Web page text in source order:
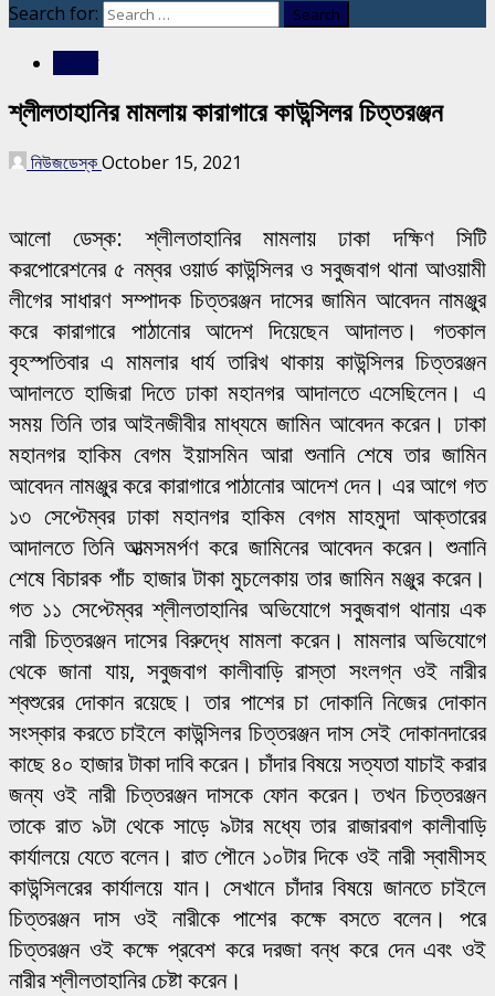
Search for:
শ্লীলতাহানির মামলায় কারাগারে কাউন্সিলর চিত্তরঞ্জন
নিউজডেস্কOctober 15, 2021
আলো ডেস্ক: শ্লীলতাহানির মামলায় ঢাকা দক্ষিণ সিটি
করপোরেশনের ৫ নম্বর ওয়ার্ড কাউন্সিলর ও সবুজবাগ থানা আওয়ামী
লীগের সাধারণ সম্পাদক চিত্তরঞ্জন দাসের জামিন আবেদন নামঞ্জুর
করে কারাগারে পাঠানোর আদেশ দিয়েছেন আদালত। গতকাল
বৃহস্পতিবার এ মামলার ধার্য তারিখ থাকায় কাউন্সিলর চিত্তরঞ্জন
আদালতে হাজিরা দিতে ঢাকা মহানগর আদালতে এসেছিলেন। এ
সময় তিনি তার আইনজীবীর মাধ্যমে জামিন আবেদন করেন। ঢাকা
মহানগর হাকিম বেগম ইয়াসমিন আরা শুনানি শেষে তার জামিন
আবেদন নামঞ্জুর করে কারাগারে পাঠানোর আদেশ দেন। এর আগে গত
১৩ সেপ্টেম্বর ঢাকা মহানগর হাকিম বেগম মাহমুদা আক্তারের
আদালতে তিনি আত্মসমর্পণ করে জামিনের আবেদন করেন। শুনানি
শেষে বিচারক পাঁচ হাজার টাকা মুচলেকায় তার জামিন মঞ্জুর করেন।
গত ১১ সেপ্টেম্বর শ্লীলতাহানির অভিযোগে সবুজবাগ থানায় এক
নারী চিত্তরঞ্জন দাসের বিরুদ্ধে মামলা করেন। মামলার অভিযোগে
থেকে জানা যায়, সবুজবাগ কালীবাড়ি রাস্তা সংলগ্ন ওই নারীর
শ্বশুরের দোকান রয়েছে। তার পাশের চা দোকানি নিজের দোকান
সংস্কার করতে চাইলে কাউন্সিলর চিত্তরঞ্জন দাস সেই দোকানদারের
কাছে ৪০ হাজার টাকা দাবি করেন। চাঁদার বিষয়ে সত্যতা যাচাই করার
জন্য ওই নারী চিত্তরঞ্জন দাসকে ফোন করেন। তখন চিত্তরঞ্জন
তাকে রাত ৯টা থেকে সাড়ে ৯টার মধ্যে তার রাজারবাগ কালীবাড়ি
কার্যালয়ে যেতে বলেন। রাত পৌনে ১০টার দিকে ওই নারী স্বামীসহ
কাউন্সিলরের কার্যালয়ে যান। সেখানে চাঁদার বিষয়ে জানতে চাইলে
চিত্তরঞ্জন দাস ওই নারীকে পাশের কক্ষে বসতে বলেন। পরে
চিত্তরঞ্জন ওই কক্ষে প্রবেশ করে দরজা বন্ধ করে দেন এবং ওই
নারীর শ্লীলতাহানির চেষ্টা করেন।